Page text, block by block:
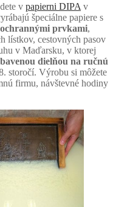
v papierni DIPA v
špeciálne papiere s
prvkami,
lístkov, cestovných pasov
v Maďarsku, v ktorej
dielňou na ručnú
storočí. Výrobu si môžete
firmu, návštevné hodiny